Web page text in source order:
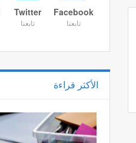
Facebook
تابعنا
Twitter
تابعنا
الأكثر قراءة